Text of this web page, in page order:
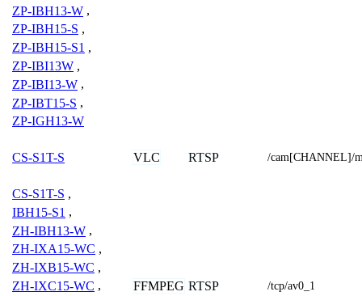
ZP-IBH13-W ,
ZP-IBH15-S ,
ZP-IBH15-S1 ,
ZP-IBI13W ,
ZP-IBI13-W ,
ZP-IBT15-S ,
ZP-IGH13-W
CS-S1T-S VLC RTSP /cam[CHANNEL]/
CS-S1T-S ,
IBH15-S1 ,
ZH-IBH13-W ,
ZH-IXA15-WC ,
ZH-IXB15-WC ,
ZH-IXC15-WC ,
FFMPEG RTSP /tcp/av0_1